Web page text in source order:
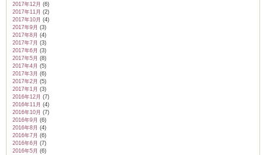
2017年12月 (6)
2017年11月 (2)
2017年10月 (4)
2017年9月 (3)
2017年8月 (4)
2017年7月 (3)
2017年6月 (3)
2017年5月 (8)
2017年4月 (5)
2017年3月 (6)
2017年2月 (5)
2017年1月 (3)
2016年12月 (7)
2016年11月 (4)
2016年10月 (7)
2016年9月 (6)
2016年8月 (4)
2016年7月 (6)
2016年6月 (7)
2016年5月 (6)